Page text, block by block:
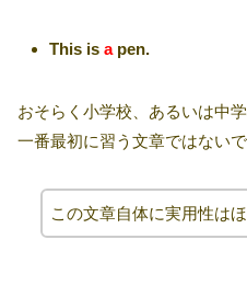
This is apen.
おそらく小学校、あるいは中
一番最初に習う文章ではないで
この文章自体に実用性は